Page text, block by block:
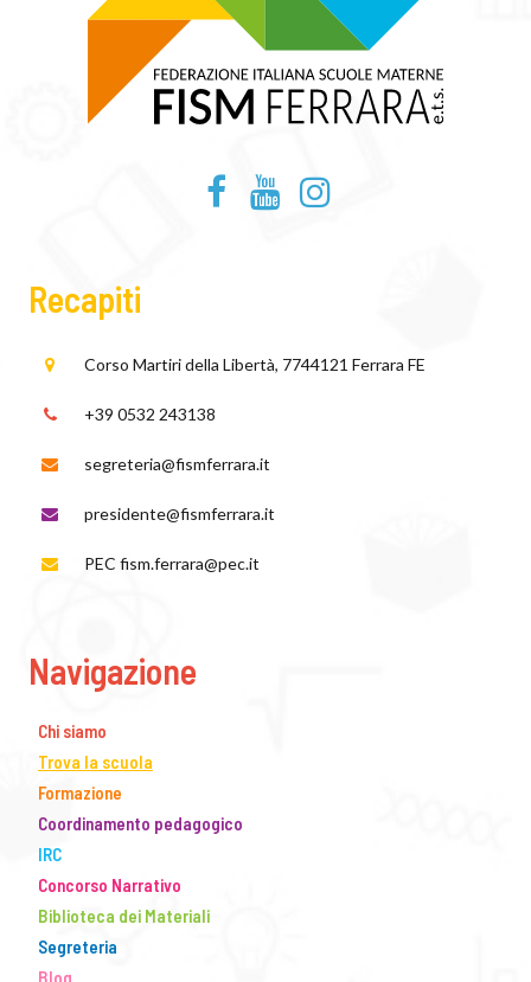
Recapiti
Corso Martiri della Libertà, 7744121 Ferrara FE
+39 0532 243138
segreteria@fismferrara.it
presidente@fismferrara.it
PEC fism.ferrara@pec.it
Navigazione
Chi siamo
Trova la scuola
Formazione
Coordinamento pedagogico
IRC
Concorso Narrativo
Biblioteca dei Materiali
Segreteria
Blog